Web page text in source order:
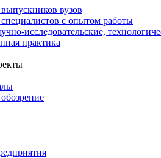
вузов
с опытом работы
исследовательские,
практика